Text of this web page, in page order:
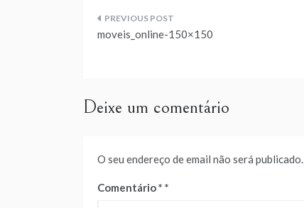
Navegação
moveis_online-150×150
Deixe um comentário
O seu endereço de email não será publicado.
Comentário*